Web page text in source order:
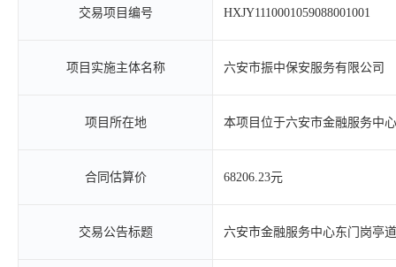
交易项目编号 HXJY1110001059088001001
项目实施主体名称 六安市振中保安服务有限公司
项目所在地 本项目位于六安市金融服务中心
合同估算价 68206.23元
交易公告标题 六安市金融服务中心东门岗亭